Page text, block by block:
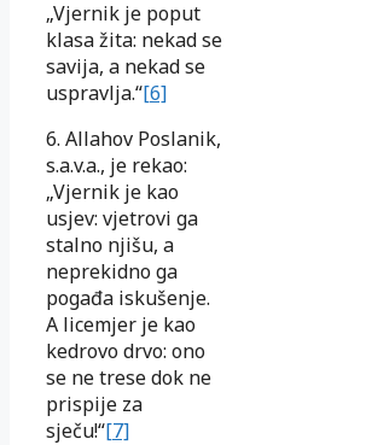
„Vjernik je poput
klasa žita: nekad se
savija, a nekad se
uspravlja.“[6]
6. Allahov Poslanik,
s.a.v.a., je rekao:
„Vjernik je kao
usjev: vjetrovi ga
stalno njišu, a
neprekidno ga
pogađa iskušenje.
A licemjer je kao
kedrovo drvo: ono
se ne trese dok ne
prispije za
sječu!“[7]